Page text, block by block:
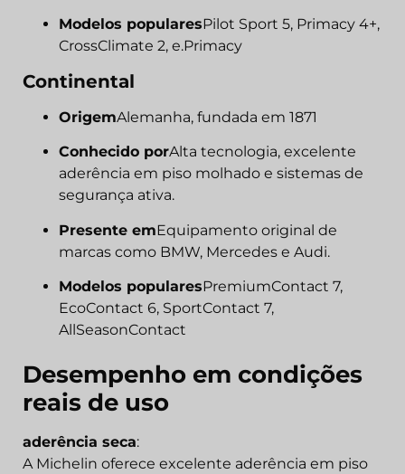
Modelos popularesPilot Sport 5, Primacy 4+,
CrossClimate 2, e.Primacy
Continental
OrigemAlemanha, fundada em 1871
Conhecido porAlta tecnologia, excelente
aderência em piso molhado e sistemas de
segurança ativa.
Presente emEquipamento original de
marcas como BMW, Mercedes e Audi.
Modelos popularesPremiumContact 7,
EcoContact 6, SportContact 7,
AllSeasonContact
Desempenho em condições
reais de uso
aderência seca:
A Michelin oferece excelente aderência em piso